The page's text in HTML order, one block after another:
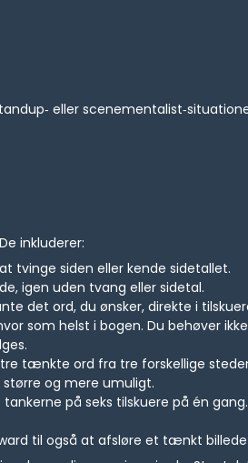
eller
inkluderer:
tvinge siden eller kende sidetallet.
igen uden tvang eller sidetal.
det ord, du ønsker, direkte i
som helst i bogen. Du behøver
tænkte ord fra tre forskellige
og mere umuligt.
på seks tilskuere på én
til også at afsløre et tænkt